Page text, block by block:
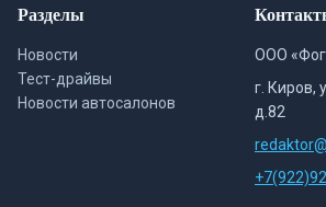
Разделы
Новости
Тест-драйвы
Новости автосалонов
ООО
г. Киров,
д.82